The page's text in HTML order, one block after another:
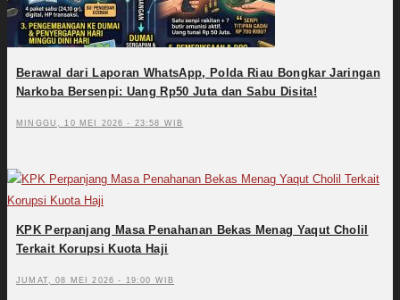
Berawal dari Laporan WhatsApp, Polda Riau Bongkar Jaringan
Narkoba Bersenpi: Uang Rp50 Juta dan Sabu Disita!
MINGGU, 10 MEI 2026 - 23:58 WIB
KPK Perpanjang Masa Penahanan Bekas Menag Yaqut Cholil
Terkait Korupsi Kuota Haji
JUMAT, 08 MEI 2026 - 19:00 WIB